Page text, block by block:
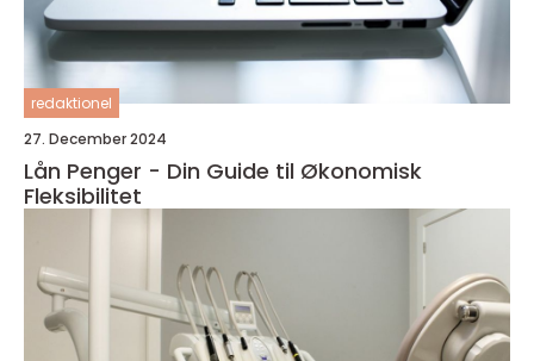
redaktionel
27. December 2024
Lån Penger - Din Guide til Økonomisk
Fleksibilitet